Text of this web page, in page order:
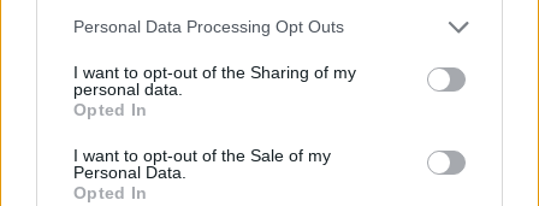
Please note that this website/app uses one or more Google
not limited to your visit or usage behaviour. You may click to
grant or deny consent to Google and its third-party tags to
use your data for below specified purposes in below Google
consent section.
Personal Data Processing Opt Outs
I want to opt-out of the Sharing of my
personal data.
Opted In
I want to opt-out of the Sale of my
Personal Data.
Opted In